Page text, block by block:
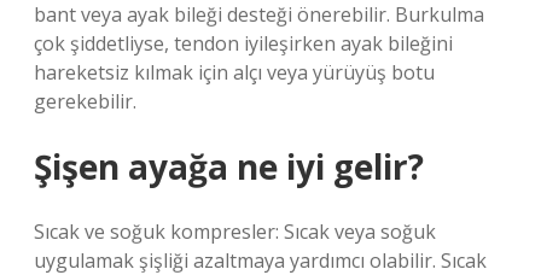
bant veya ayak bileği desteği önerebilir. Burkulma
çok şiddetliyse, tendon iyileşirken ayak bileğini
hareketsiz kılmak için alçı veya yürüyüş botu
gerekebilir.
Şişen ayağa ne iyi gelir?
Sıcak ve soğuk kompresler: Sıcak veya soğuk
uygulamak şişliği azaltmaya yardımcı olabilir. Sıcak